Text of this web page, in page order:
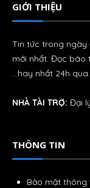
GIỚI THIỆU
Tin tức trong ngày
mới nhất. Đọc báo
…hay nhất 24h qua.
NHÀ TÀI TRỢ: Đại
THÔNG TIN
Bảo mật thông